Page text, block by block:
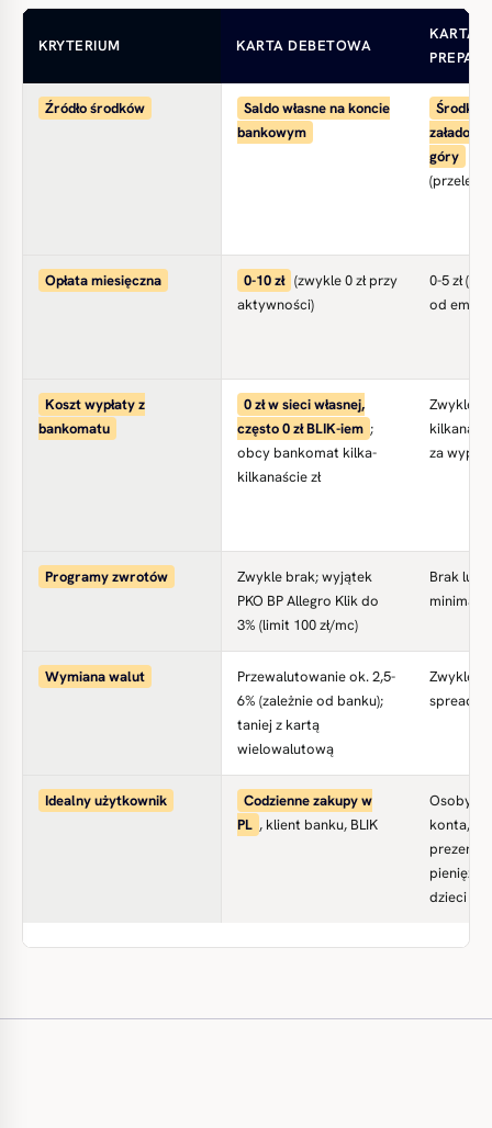
KRYTERIUM KARTA DEBETOWA
KARTA
PREPAID
Źródło środków
Saldo własne na koncie
bankowym
Środki
góry
(przelew/
Opłata miesięczna 0-10 zł (zwykle 0 zł przy
aktywności)
0-5 zł
od
Koszt wypłaty z
bankomatu
0 zł w sieci własnej,
często 0 zł BLIK-iem ;
obcy bankomat kilka-
kilkanaście zł
Zwykle
za
Programy zwrotów
Zwykle brak; wyjątek
PKO BP Allegro Klik do
3% (limit 100 zł/mc)
Brak lub
Wymiana walut
Przewalutowanie ok. 2,5-
6% (zależnie od banku);
taniej z kartą
wielowalutową
Zwykle
spread
Idealny użytkownik
Codzienne zakupy w
PL , klient banku, BLIK
Osoby
konta,
prezenty
pieniężne,
dzieci